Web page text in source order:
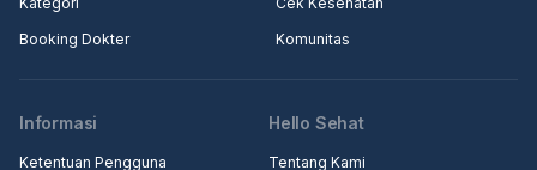
Booking Dokter
Komunitas
Informasi
Ketentuan Pengguna
Hello Sehat
Tentang Kami